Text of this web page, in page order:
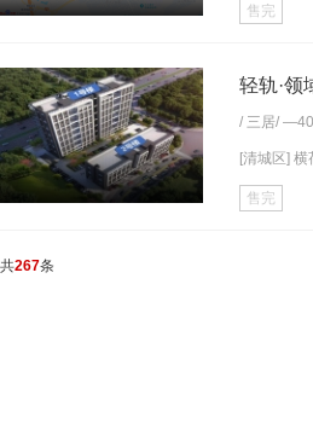
售完
轻轨·领
/ 三居/
[清城区]
售完
共267条